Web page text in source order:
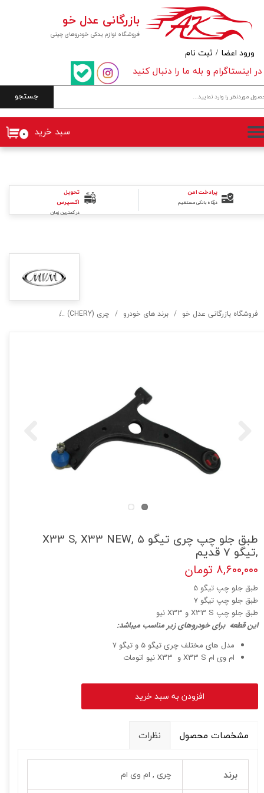
فروشگاه لوازم یدکی خودروهای چینی
بازرگانی عدل خو
جستجو
۰ سبد خرید
در اینستاگرام و بله ما را دنبال کنید
ورود اعضا / ثبت نام
حساب کاربری من
تغییر گذر واژه
سفارشات
خروج از حساب کاربری
فروشگاه بازرگانی عدل خو برند های خودرو چری (CHERY)
طبق جلو چپ چری تیگو 5 ,X33 S, X33 NEW
,تیگو 7 قدیم
۸,۶۰۰,۰۰۰ تومان
طبق جلو چپ تیگو 5
طبق جلو چپ تیگو 7
طبق جلو چپ X33 S و X33 نیو
این قطعه برای خودروهای زیر مناسب میباشد:
مدل های مختلف چری تیگو 5 و تیگو 7
ام وی ام X33 S و X33 نیو اتومات
افزودن به سبد خرید
مشخصات محصول نظرات
برند چری , ام وی ام
تحویل
اکسپرس
در کمترین زمان
پرادخت امن
درگاه بانکی مستقیم